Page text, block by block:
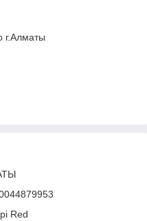
г.Алматы
Red